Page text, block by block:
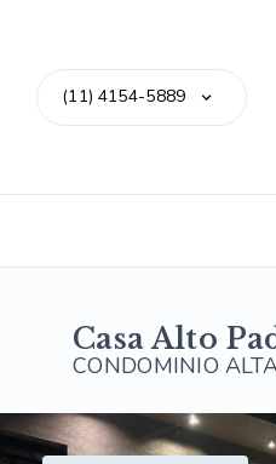
(11) 4154-5889
Casa Alto
CONDOMINIO